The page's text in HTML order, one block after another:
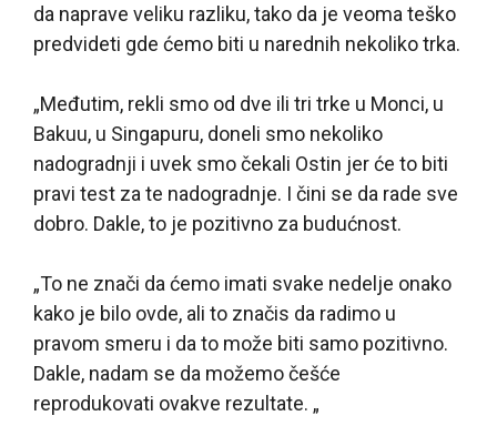
da naprave veliku razliku, tako da je veoma teško
predvideti gde ćemo biti u narednih nekoliko trka.
„Međutim, rekli smo od dve ili tri trke u Monci, u
Bakuu, u Singapuru, doneli smo nekoliko
nadogradnji i uvek smo čekali Ostin jer će to biti
pravi test za te nadogradnje. I čini se da rade sve
dobro. Dakle, to je pozitivno za budućnost.
„To ne znači da ćemo imati svake nedelje onako
kako je bilo ovde, ali to značis da radimo u
pravom smeru i da to može biti samo pozitivno.
Dakle, nadam se da možemo češće
reprodukovati ovakve rezultate. „